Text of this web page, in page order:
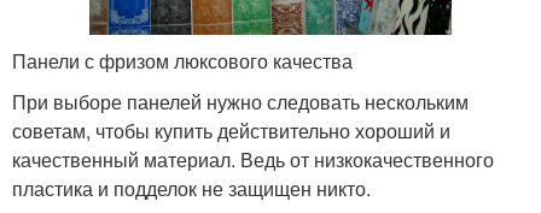
Панели с фризом люксового качества
При выборе панелей нужно следовать нескольким
советам, чтобы купить действительно хороший и
качественный материал. Ведь от низкокачественного
пластика и подделок не защищен никто.